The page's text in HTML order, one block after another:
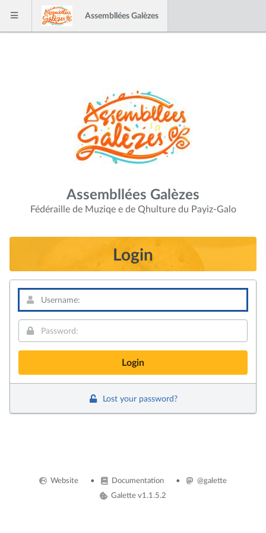
Skip to content
Menu
Assembllées Galèzes
Assembllées Galèzes
Fédéraille de Muziqe e de Qhulture du Payiz-Galo
Login
Username:
Password:
Lost your password?
Website Documentation
@galette
Galette v1.1.5.2